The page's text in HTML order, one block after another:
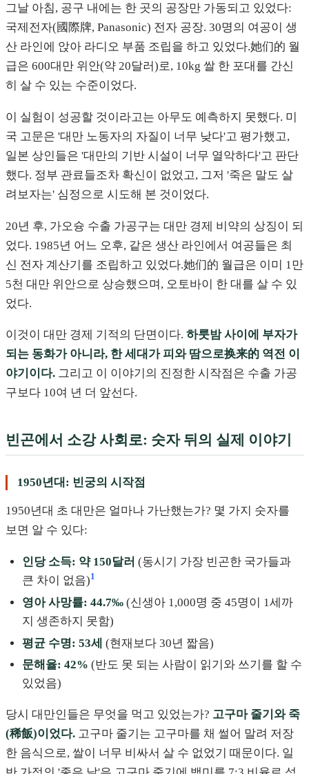
그날 아침, 공구 내에는 한 곳의 공장만 가동되고 있었다:
국제전자(國際牌, Panasonic) 전자 공장. 30명의 여공이 생
산 라인에 앉아 라디오 부품 조립을 하고 있었다.她们的 월
급은 600대만 위안(약 20달러)로, 10kg 쌀 한 포대를 간신
히 살 수 있는 수준이었다.
이 실험이 성공할 것이라고는 아무도 예측하지 못했다. 미
국 고문은 '대만 노동자의 자질이 너무 낮다'고 평가했고,
일본 상인들은 '대만의 기반 시설이 너무 열악하다'고 판단
했다. 정부 관료들조차 확신이 없었고, 그저 '죽은 말도 살
려보자는' 심정으로 시도해 본 것이었다.
20년 후, 가오슝 수출 가공구는 대만 경제 비약의 상징이 되
었다. 1985년 어느 오후, 같은 생산 라인에서 여공들은 최
신 전자 계산기를 조립하고 있었다.她们的 월급은 이미 1만
5천 대만 위안으로 상승했으며, 오토바이 한 대를 살 수 있
었다.
이것이 대만 경제 기적의 단면이다. 하룻밤 사이에 부자가
되는 동화가 아니라, 한 세대가 피와 땀으로换来的 역전 이
야기이다. 그리고 이 이야기의 진정한 시작점은 수출 가공
구보다 10여 년 더 앞선다.
빈곤에서 소강 사회로: 숫자 뒤의 실제 이야기
1950년대: 빈궁의 시작점
1950년대 초 대만은 얼마나 가난했는가? 몇 가지 숫자를
보면 알 수 있다:
인당 소득: 약 150달러 (동시기 가장 빈곤한 국가들과
큰 차이 없음)1
영아 사망률: 44.7‰ (신생아 1,000명 중 45명이 1세까
지 생존하지 못함)
평균 수명: 53세 (현재보다 30년 짧음)
문해율: 42% (반도 못 되는 사람이 읽기와 쓰기를 할 수
있었음)
당시 대만인들은 무엇을 먹고 있었는가? 고구마 줄기와 죽
(稀飯)이었다. 고구마 줄기는 고구마를 채 썰어 말려 저장
한 음식으로, 쌀이 너무 비싸서 살 수 없었기 때문이다. 일